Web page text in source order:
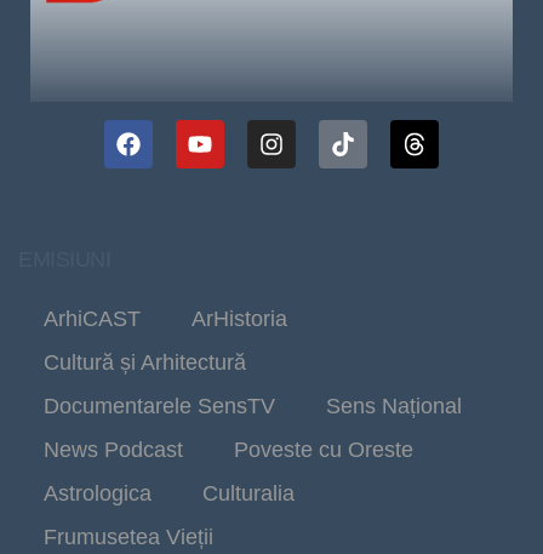
ArhiCAST
ArHistoria
Cultură și Arhitectură
Documentarele SensTV
Sens Național
News Podcast
Poveste cu Oreste
Astrologica
Culturalia
Frumusetea Vieții